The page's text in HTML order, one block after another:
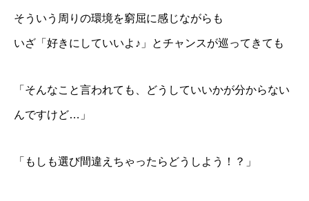
そういう周りの環境を窮屈に感じながらも
いざ「好きにしていいよ♪」とチャンスが巡ってきても
「そんなこと言われても、どうしていいかが分からない
んですけど…」
「もしも選び間違えちゃったらどうしよう！？」